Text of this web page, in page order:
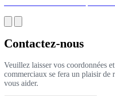
Contactez-nous
Veuillez laisser vos coordonnées
commerciaux se fera un plaisir de
vous aider.